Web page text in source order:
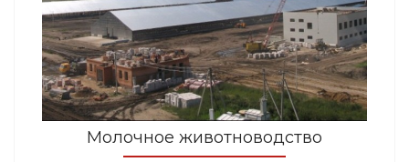
Молочное животноводство